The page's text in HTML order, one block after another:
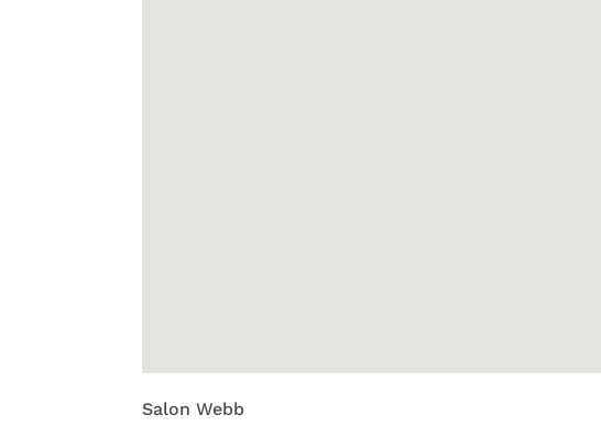
Salon Webb